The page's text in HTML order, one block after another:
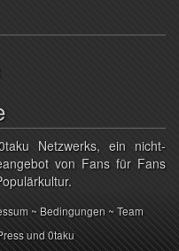
Netzwerks, ein nicht-
von Fans für Fans
~ Bedingungen ~Team
und0taku